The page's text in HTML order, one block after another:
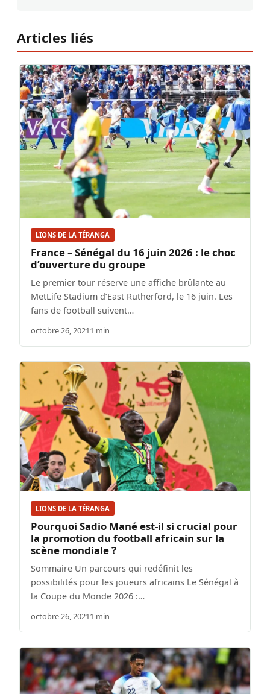
Articles liés
LIONS DE LA TÉRANGA
France – Sénégal du 16 juin 2026 : le choc
d’ouverture du groupe
Le premier tour réserve une affiche brûlante au
MetLife Stadium d’East Rutherford, le 16 juin. Les
fans de football suivent…
octobre 26, 20211 min
LIONS DE LA TÉRANGA
Pourquoi Sadio Mané est-il si crucial pour
la promotion du football africain sur la
scène mondiale ?
Sommaire Un parcours qui redéfinit les
possibilités pour les joueurs africains Le Sénégal à
la Coupe du Monde 2026 :…
octobre 26, 20211 min